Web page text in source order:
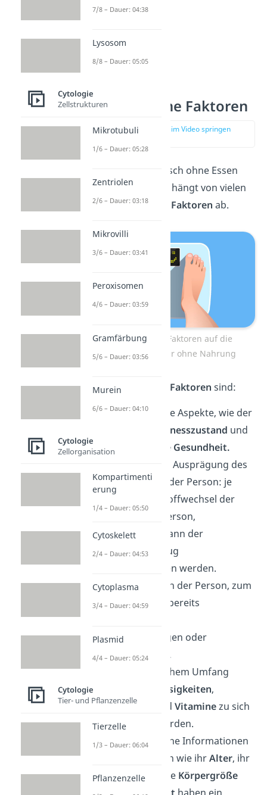
Einflussreiche Faktoren
zur Stelle im Video springen
Wie lange ein Mensch ohne Essen
auskommen kann, hängt von vielen
unterschiedlichen Faktoren ab.
Einflussreiche Faktoren auf die
Überlebensdauer ohne Nahrung
Beispiele für diese Faktoren sind:
Gesundheitliche Aspekte, wie der
körperliche Fitnesszustand und
die
körperliche Gesundheit.
Die individuelle Ausprägung des
Stoffwechsels
der Person: je
flexibler der Stoffwechsel der
hungernden Person,
desto besser kann der
Nahrungsentzug
durchgestanden werden.
Vorbelastungen der Person, zum
Beispiel durch bereits
Vorerkrankungen oder
Fehlbildungen.
Ob und in welchem Umfang
Flüssigkeiten,
Mineralien
undVitaminezu sich
genommen werden.
Auch persönliche Informationen
über die Person wie ihrAlter, ihr
Geschlecht
, ihre Körpergröße
7/8 – Dauer: 04:38
Lysosom
8/8 – Dauer: 05:05
Cytologie
Zellstrukturen
Mikrotubuli
1/6 – Dauer: 05:28
Zentriolen
2/6 – Dauer: 03:18
Mikrovilli
3/6 – Dauer: 03:41
Peroxisomen
4/6 – Dauer: 03:59
Gramfärbung
5/6 – Dauer: 03:56
Murein
6/6 – Dauer: 04:10
Cytologie
Zellorganisation
Kompartimenti
erung
1/4 – Dauer: 05:50
Cytoskelett
2/4 – Dauer: 04:53
Cytoplasma
3/4 – Dauer: 04:59
Plasmid
4/4 – Dauer: 05:24
Cytologie
Tier- und Pflanzenzelle
Tierzelle
1/3 – Dauer: 06:04
Pflanzenzelle